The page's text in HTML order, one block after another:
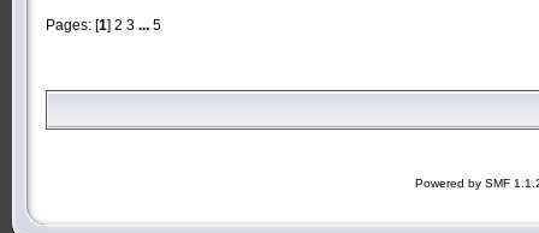
Pages: [1] 2 3 ... 5
Powered by SMF